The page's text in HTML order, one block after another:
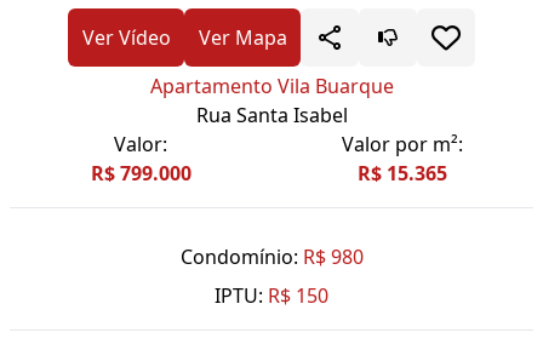
Ver Vídeo
Ver Mapa
Apartamento Vila Buarque
Rua Santa Isabel
Valor:
R$ 799.000
Valor por m²:
R$ 15.365
Condomínio: R$ 980
IPTU: R$ 150